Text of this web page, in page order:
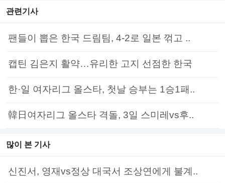
관련기사
팬들이 뽑은 한국 드림팀, 4-2로 일본 꺾고 ..
캡틴 김은지 활약…유리한 고지 선점한 한국
한·일 여자리그 올스타, 첫날 승부는 1승1패..
韓日여자리그 올스타 격돌, 3일 스미레vs후..
많이 본 기사
신진서, 영재vs정상 대국서 조상연에게 불계..